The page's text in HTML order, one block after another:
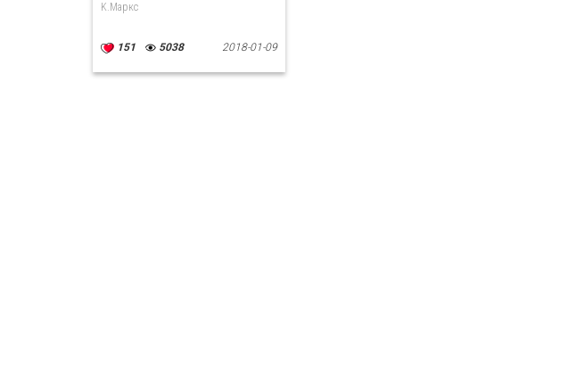
K.Маркс
151 5038 2018-01-09